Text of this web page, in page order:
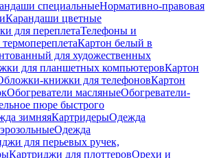
специальныеНормативно-правовая
Карандаши цветные
для переплетаТелефоны и
Картон белый в
для художественных
для планшетных компьютеровКартон
книжки для телефоновКартон
Обогреватели масляныеОбогреватели-
пюре быстрого
зимняяКартридерыОдежда
Одежда
для перьевых ручек,
Картриджи для плоттеровОрехи и